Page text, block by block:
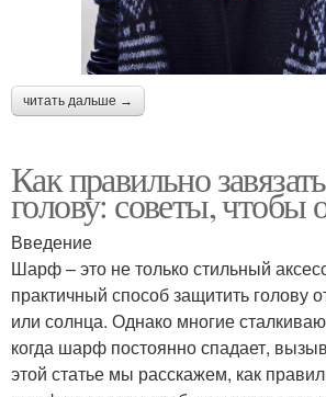
читать дальше →
Как правильно
голову: советы, чтобы
Введение
Шарф – это не только стильный
практичный способ защитить голову
или солнца. Однако многие
когда шарф постоянно спадает,
этой статье мы расскажем, как